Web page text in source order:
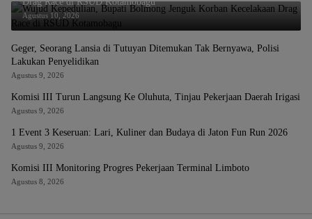
Agustus 10, 2026
Geger, Seorang Lansia di Tutuyan Ditemukan Tak Bernyawa, Polisi
Lakukan Penyelidikan
Agustus 9, 2026
Komisi III Turun Langsung Ke Oluhuta, Tinjau Pekerjaan Daerah Irigasi
Agustus 9, 2026
1 Event 3 Keseruan: Lari, Kuliner dan Budaya di Jaton Fun Run 2026
Agustus 9, 2026
Komisi III Monitoring Progres Pekerjaan Terminal Limboto
Agustus 8, 2026